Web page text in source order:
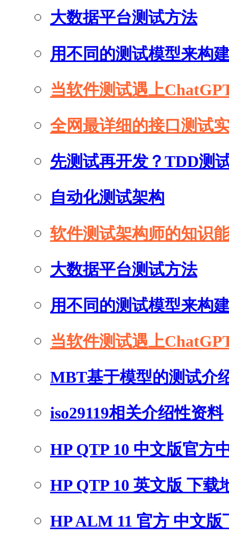
大数据平台测试方法
用不同的测试模型来构
当软件测试遇上
全网最详细的接口测试
先测试再开发？TDD测
自动化测试架构
软件测试架构师的知识
大数据平台测试方法
用不同的测试模型来构
当软件测试遇上
MBT基于模型的测试介
iso29119相关介绍性资料
HP QTP 10 中文版官方
HP QTP 10 英文版 下载
HP ALM 11 官方 中文版